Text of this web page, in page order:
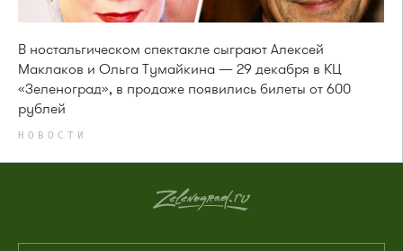
В ностальгическом спектакле сыграют Алексей
Маклаков и Ольга Тумайкина — 29 декабря в КЦ
«Зеленоград», в продаже появились билеты от 600
рублей
НОВОСТИ